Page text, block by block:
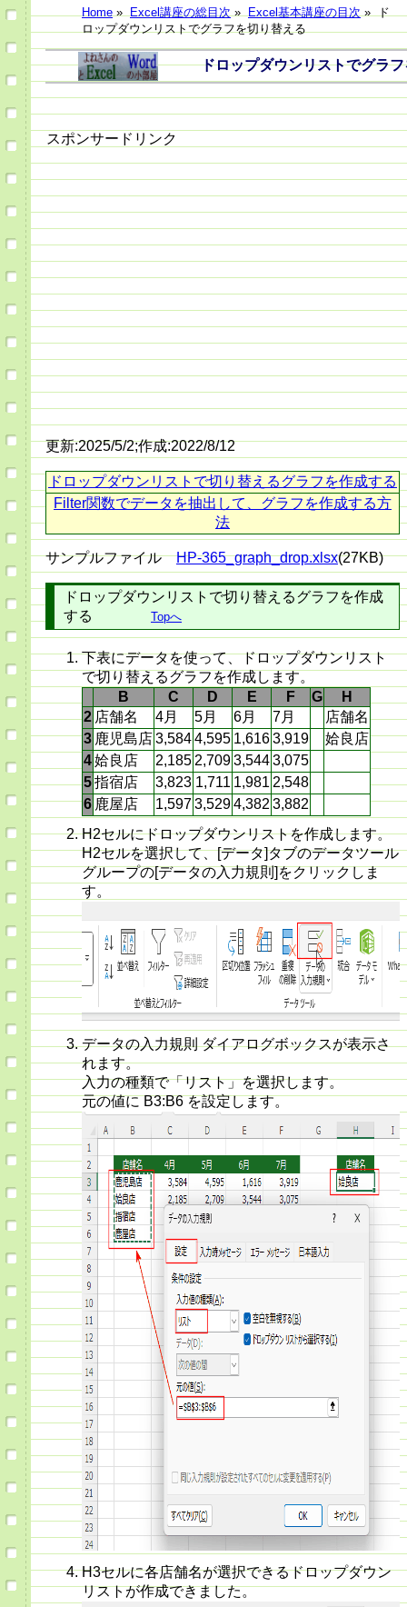
Home» Excel講座の総目次» Excel基本講座の目次» ド
ロップダウンリストでグラフを切り替える
ドロップダウンリストでグラ
スポンサードリンク
更新:2025/5/2;作成:2022/8/12
ドロップダウンリストで切り替えるグラフを作成する
Filter関数でデータを抽出して、グラフを作成する方
法
サンプルファイルHP-365_graph_drop.xlsx(27KB)
ドロップダウンリストで切り替えるグラフを作成
する
Topへ
下表にデータを使って、ドロップダウンリスト
で切り替えるグラフを作成します。
B
C D E F G
H
2 店舗名 4月 5月 6月 7月
店舗名
3 鹿児島店3,5844,595 1,6163,919
姶良店
4姶良店 2,185 2,7093,5443,075
5指宿店 3,823 1,711 1,981 2,548
6 鹿屋店 1,5973,5294,382 3,882
H2セルにドロップダウンリストを作成します。
H2セルを選択して、[データ]タブのデータツール
グループの[データの入力規則]をクリックしま
す。
データの入力規則 ダイアログボックスが表示さ
れます。
入力の種類で「リスト」を選択します。
元の値に B3:B6 を設定します。
H3セルに各店舗名が選択できるドロップダウン
リストが作成できました。